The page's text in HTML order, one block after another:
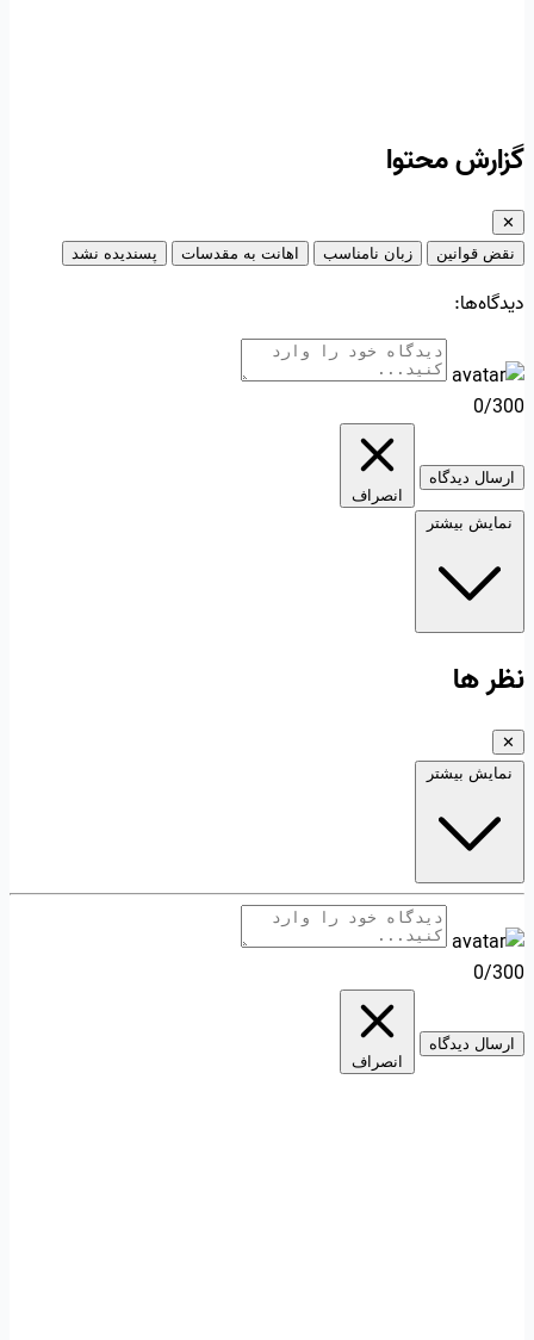
گزارش محتوا
✕
نقض قوانین
زبان نامناسب اهانت به مقدسات پسندیده نشد
دیدگاه‌ها:
0/300
ارسال دیدگاه
انصراف
نمایش بیشتر
نظر ها
✕
نمایش بیشتر
0/300
ارسال دیدگاه
انصراف